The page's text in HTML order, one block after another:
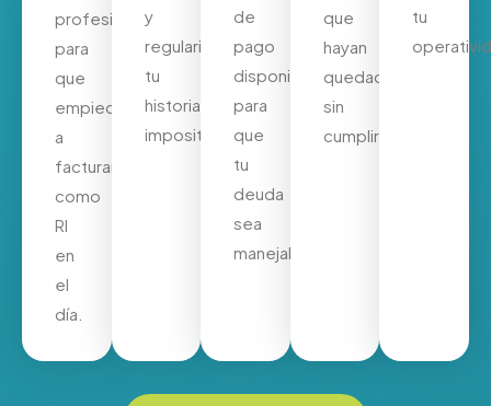
profesional
para
que
empieces
a
facturar
como
RI
en
el
día.
y
regularizando
tu
historial
impositivo.
de
pago
disponibles
para
que
tu
deuda
sea
manejable.
que
hayan
quedado
sin
cumplir.
tu